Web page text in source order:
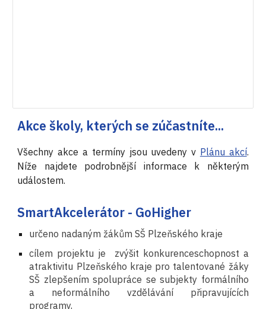
Akce školy, kterých se zúčastníte...
Všechny akce a termíny jsou uvedeny v Plánu akcí.
Níže najdete podrobnější informace k některým
událostem.
SmartAkcelerátor - GoHigher
určeno nadaným žákům SŠ Plzeňského kraje
cílem projektu je zvýšit konkurenceschopnost a
atraktivitu Plzeňského kraje pro talentované žáky
SŠ zlepšením spolupráce se subjekty formálního
a neformálního vzdělávání připravujících
programy,